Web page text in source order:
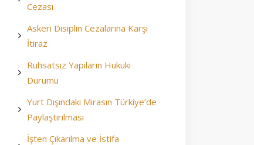
Cezası
Askeri Disiplin Cezalarına Karşı
İtiraz
Ruhsatsız Yapıların Hukuki
Durumu
Yurt Dışındaki Mirasın Türkiye’de
Paylaştırılması
İşten Çıkarılma ve İstifa